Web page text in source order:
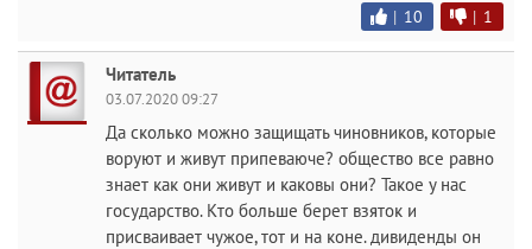
| 10 | 1
Читатель
03.07.2020 09:27
Да сколько можно защищать чиновников, которые
воруют и живут припеваюче? общество все равно
знает как они живут и каковы они? Такое у нас
государство. Кто больше берет взяток и
присваивает чужое, тот и на коне. дивиденды он